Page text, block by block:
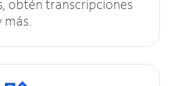
obtén transcripciones